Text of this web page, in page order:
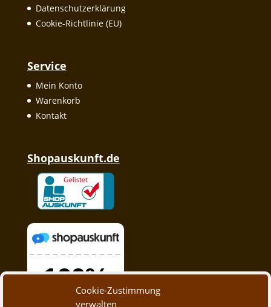
Cookie-Zustimmung
verwalten
Datenschutzerklärung
Cookie-Richtlinie (EU)
Service
Mein Konto
Warenkorb
Kontakt
Shopauskunft.de